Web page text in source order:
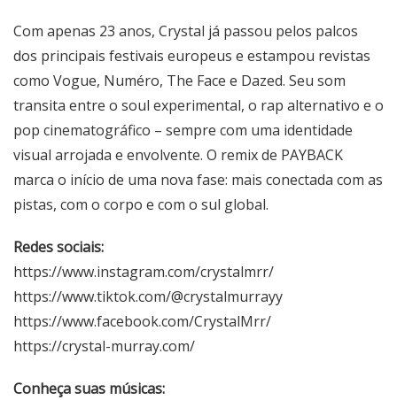
Com apenas 23 anos, Crystal já passou pelos palcos
dos principais festivais europeus e estampou revistas
como Vogue, Numéro, The Face e Dazed. Seu som
transita entre o soul experimental, o rap alternativo e o
pop cinematográfico – sempre com uma identidade
visual arrojada e envolvente. O remix de PAYBACK
marca o início de uma nova fase: mais conectada com as
pistas, com o corpo e com o sul global.
Redes sociais:
https://www.instagram.com/crystalmrr/
https://www.tiktok.com/@crystalmurrayy
https://www.facebook.com/CrystalMrr/
https://crystal-murray.com/
Conheça suas músicas: